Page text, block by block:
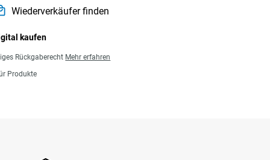
Wiederverkäufer finden
kaufen
Rückgaberecht Mehr erfahren
Produkte